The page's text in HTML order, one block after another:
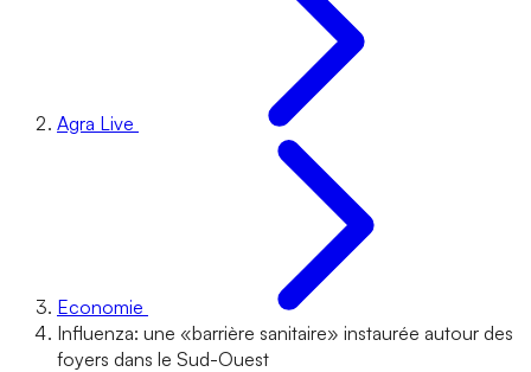
Agra Live
Economie
Influenza: une «barrière sanitaire» instaurée autour des
foyers dans le Sud-Ouest